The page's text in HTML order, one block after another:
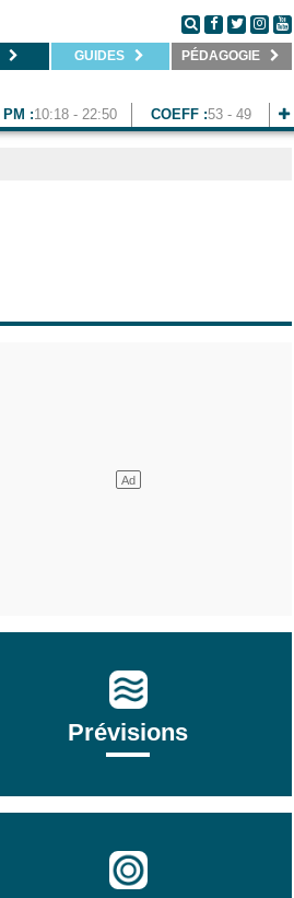
GUIDES PÉDAGOGIE
PM :10:18 - 22:50 COEFF :53 - 49
Prévisions